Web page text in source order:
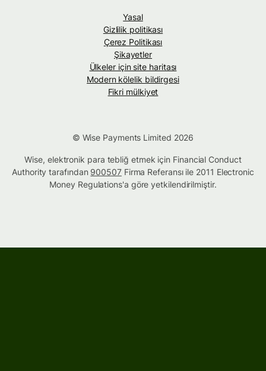
Yasal
Gizlilik politikası
Çerez Politikası
Şikayetler
Ülkeler için site haritası
Modern kölelik bildirgesi
Fikri mülkiyet
© Wise Payments Limited 2026
Wise, elektronik para tebliğ etmek için Financial Conduct
Authority tarafından 900507Firma Referansı ile 2011 Electronic
Money Regulations'a göre yetkilendirilmiştir.